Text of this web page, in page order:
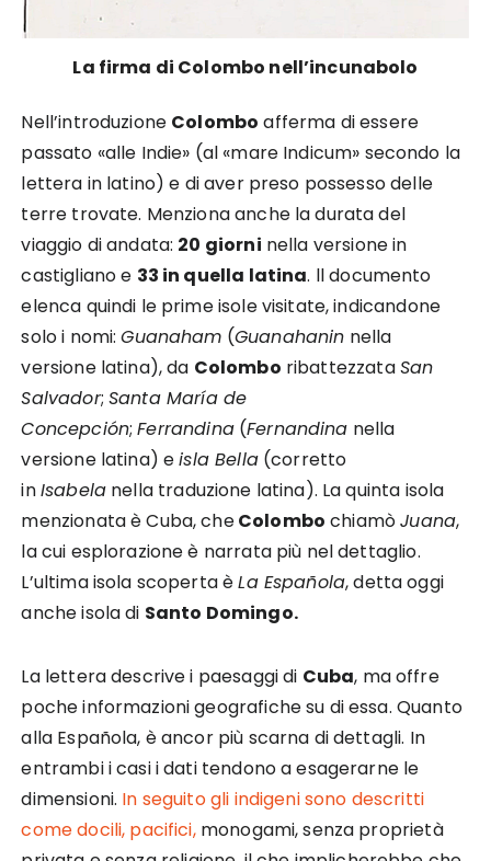
La firma di Colombo nell’incunabolo
Nell’introduzione Colombo afferma di essere
passato «alle Indie» (al «mare Indicum» secondo la
lettera in latino) e di aver preso possesso delle
terre trovate. Menziona anche la durata del
viaggio di andata: 20 giorni nella versione in
castigliano e 33 in quella latina. ll documento
elenca quindi le prime isole visitate, indicandone
solo i nomi:Guanaham (Guanahanin nella
versione latina), da Colombo ribattezzataSan
Salvador; Santa María de
Concepción;Ferrandina(Fernandina nella
versione latina) eisla Bella(corretto
inIsabela nella traduzione latina). La quinta isola
menzionata èCuba, cheColombo chiamòJuana,
la cui esplorazione è narrata più nel dettaglio.
L’ultima isola scoperta èLa Española,detta oggi
anche isola di Santo Domingo.
La lettera descrive i paesaggi di Cuba, ma offre
poche informazioni geografiche su di essa. Quanto
alla Española, è ancor più scarna di dettagli. In
entrambi i casi i dati tendono a esagerarne le
dimensioni. In seguito gli indigeni sono descritti
come docili, pacifici, monogami, senza proprietà